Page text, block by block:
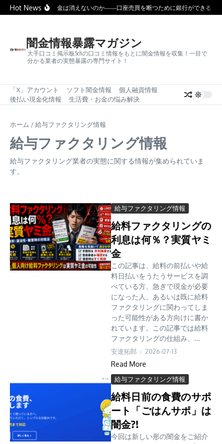
コンテンツへスキップ
Hot Newsなぜ闇金は消えないのか――口座売買を断つために銀行ができるこ
闇金情報暴露マガジン
大手口コミ掲示板5chの口コミ情報をもとに闇金情報を収集！一目で
分かる業者の実態暴露の専門サイト！
「X」アカウント ソフト闇金情報
個人融資情報
後払い現金化情報
生活費・お金の悩み解決
ホーム /給与ファクタリング情報
給与ファクタリング情報
給与ファクタリング業者の実態に関する情報が集められていま
す。
給与ファクタリング情報
給料ファクタリングの
利息は何％？実質ヤミ
金
この記事は、給料の前払いや給
料日払いをうたうサービスを調
べている方、急ぎで現金が必要
になった人、あるいは既に給料
ファクタリングに関わってしま
った可能性がある方向けに書か
れています。この記事では給料
ファクタリングの仕組み、...
安達拓郎 2026-07-13
Read More
給与ファクタリング情報
給料日前の食費のサポ
ート「ごはんサポ」は
闇金?!
今回は新しい形の闇金をご紹介